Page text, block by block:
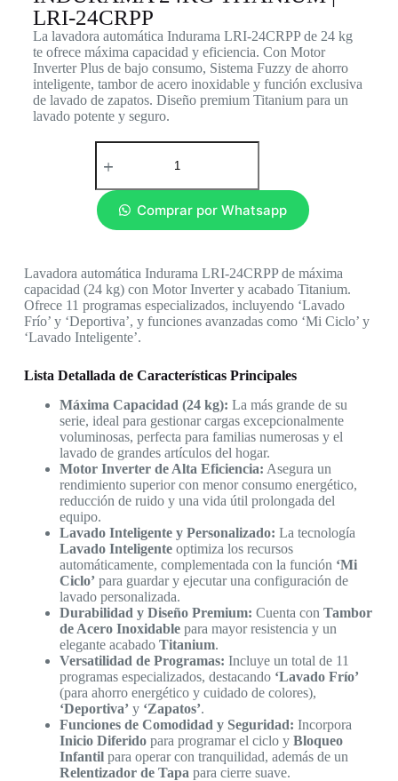
LRI-24CRPP
La lavadora automática Indurama LRI-24CRPP de 24 kg
te ofrece máxima capacidad y eficiencia. Con Motor
Inverter Plus de bajo consumo, Sistema Fuzzy de ahorro
inteligente, tambor de acero inoxidable y función exclusiva
de lavado de zapatos. Diseño premium Titanium para un
lavado potente y seguro.
Comprar por Whatsapp
Lavadora automática Indurama LRI-24CRPP de máxima
capacidad (24 kg) con Motor Inverter y acabado Titanium.
Ofrece 11 programas especializados, incluyendo ‘Lavado
Frío’ y ‘Deportiva’, y funciones avanzadas como ‘Mi Ciclo’ y
‘Lavado Inteligente’.
Lista Detallada de Características Principales
Máxima Capacidad (24 kg): La más grande de su
serie, ideal para gestionar cargas excepcionalmente
voluminosas, perfecta para familias numerosas y el
lavado de grandes artículos del hogar.
Motor Inverter de Alta Eficiencia: Asegura un
rendimiento superior con menor consumo energético,
reducción de ruido y una vida útil prolongada del
equipo.
Lavado Inteligente y Personalizado: La tecnología
Lavado Inteligenteoptimiza los recursos
automáticamente, complementada con la función ‘Mi
Ciclo’ para guardar y ejecutar una configuración de
lavado personalizada.
Durabilidad y Diseño Premium: Cuenta con Tambor
de Acero Inoxidablepara mayor resistencia y un
elegante acabado Titanium.
Versatilidad de Programas: Incluye un total de 11
programas especializados, destacando ‘Lavado Frío’
(para ahorro energético y cuidado de colores),
‘Deportiva’ y ‘Zapatos’.
Funciones de Comodidad y Seguridad: Incorpora
Inicio Diferidopara programar el ciclo y Bloqueo
Infantilpara operar con tranquilidad, además de un
Relentizador de Tapa para cierre suave.